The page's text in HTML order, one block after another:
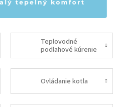
Teplovodné
podlahové kúrenie
Ovládanie kotla